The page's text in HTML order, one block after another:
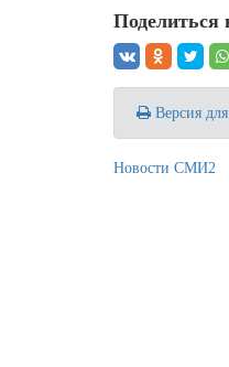
Поделиться
Версия
Новости СМИ2